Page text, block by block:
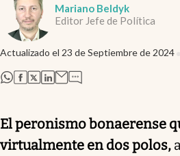
Mariano Beldyk
Editor Jefe de Política
Actualizado el 23 de Septiembre de 2024
abre en nueva pestaña
abre en nueva pestaña
abre en nueva pestaña
abre en nueva pestaña
El peronismo bonaerense
virtualmente en dos polos,